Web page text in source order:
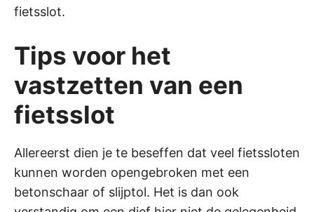
fietsslot.
Tips voor het
vastzetten van een
fietsslot
Allereerst dien je te beseffen dat veel fietssloten
kunnen worden opengebroken met een
betonschaar of slijptol. Het is dan ook